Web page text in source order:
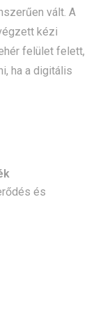
vált. A
kézi
felület felett,
ha a digitális
és